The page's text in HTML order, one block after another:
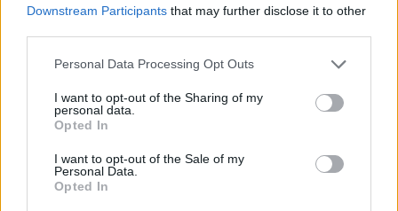
Downstream Participants that may further disclose it to other
Personal Data Processing Opt Outs
I want to opt-out of the Sharing of my
personal data.
Opted In
I want to opt-out of the Sale of my
Personal Data.
Opted In
Egy új Gulfstream 550 típusú repülőgép érkezett a
Tescóhoz, melyet a társaság felső vezetése fog majd
hiszen napokkal ezelőtt robbant ki a legújabb botrány a
vállalatnál számviteli hibákból kifolyólag. A gépet még
2013 elején rendelte a cég, épp akkor, amikor már
KEDVES OLVASÓNK!